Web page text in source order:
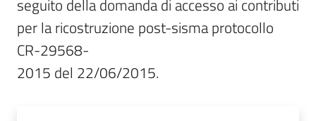
seguito della domanda di accesso ai contributi
per la ricostruzione post-sisma protocollo
CR-29568-
2015 del 22/06/2015.